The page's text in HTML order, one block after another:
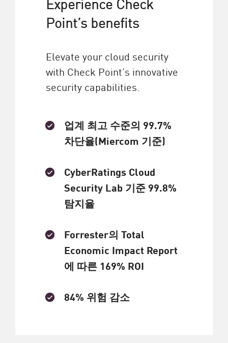
Point’s benefits
Elevate your cloud security
with Check Point’s innovative
security capabilities.
업계 최고 수준의 99.7%
차단율(Miercom 기준)
CyberRatings Cloud
Security Lab 기준 99.8%
탐지율
Forrester의 Total
Economic Impact Report
에 따른 169% ROI
84% 위험 감소